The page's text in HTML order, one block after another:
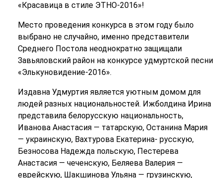
«Красавица в стиле ЭТНО-2016»!
Место проведения конкурса в этом году было
выбрано не случайно, именно представители
Среднего Постола неоднократно защищали
Завьяловский район на конкурсе удмуртской песни
«Элькуновидение-2016».
Издавна Удмуртия является уютным домом для
людей разных национальностей. Ижболдина Ирина
представила белорусскую национальность,
Иванова Анастасия — татарскую, Останина Мария
— украинскую, Вахтурова Екатерина- русскую,
Безносова Надежда польскую, Пестерева
Анастасия — чеченскую, Беляева Валерия —
еврейскую, Шакшинова Ульяна — грузинскую,